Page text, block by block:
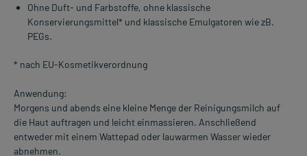
Ohne Duft- und Farbstoffe, ohne klassische
Konservierungsmittel* und klassische Emulgatoren wie zB.
PEGs.
* nach EU-Kosmetikverordnung
Anwendung:
Morgens und abends eine kleine Menge der Reinigungsmilch auf
die Haut auftragen und leicht einmassieren. Anschließend
entweder mit einem Wattepad oder lauwarmen Wasser wieder
abnehmen.